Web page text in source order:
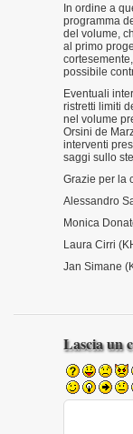
In ordine a
programma
del volume,
al primo
possibile
Eventuali
ristretti limiti
nel volume
Orsini de
interventi
saggi sullo
Grazie per la
Alessandro
Monica
Laura Cirri
Jan Simane
Lascia un